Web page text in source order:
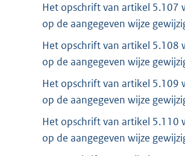
Het opschrift van artikel 5.107
op de aangegeven wijze
Het opschrift van artikel 5.108
op de aangegeven wijze
Het opschrift van artikel 5.109
op de aangegeven wijze
Het opschrift van artikel 5.110
op de aangegeven wijze